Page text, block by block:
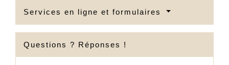
Services en ligne et formulaires
Questions ? Réponses !